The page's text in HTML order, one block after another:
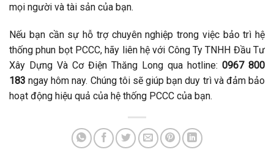
mọi người và tài sản của bạn.
Nếu bạn cần sự hỗ trợ chuyên nghiệp trong việc bảo trì hệ
thống phun bọt PCCC, hãy liên hệ với Công Ty TNHH Đầu Tư
Xây Dựng Và Cơ Điện Thăng Long qua hotline: 0967 800
183 ngay hôm nay. Chúng tôi sẽ giúp bạn duy trì và đảm bảo
hoạt động hiệu quả của hệ thống PCCC của bạn.